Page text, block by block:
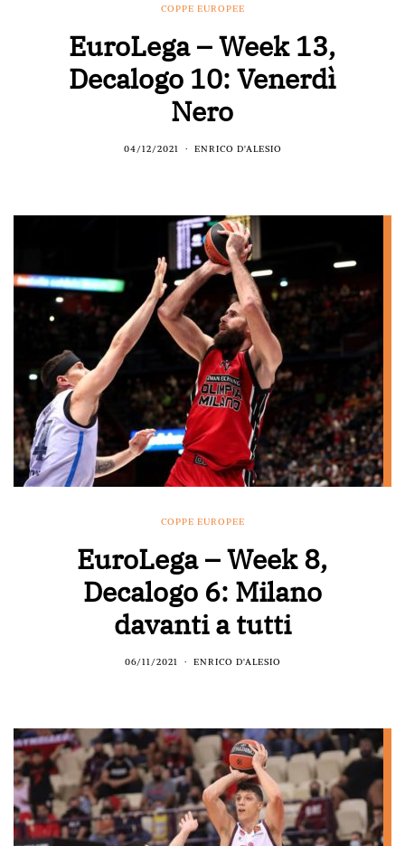
COPPE EUROPEE
EuroLega – Week 13,
Decalogo 10: Venerdì
Nero
04/12/2021 ENRICO D'ALESIO
COPPE EUROPEE
EuroLega – Week 8,
Decalogo 6: Milano
davanti a tutti
06/11/2021 ENRICO D'ALESIO